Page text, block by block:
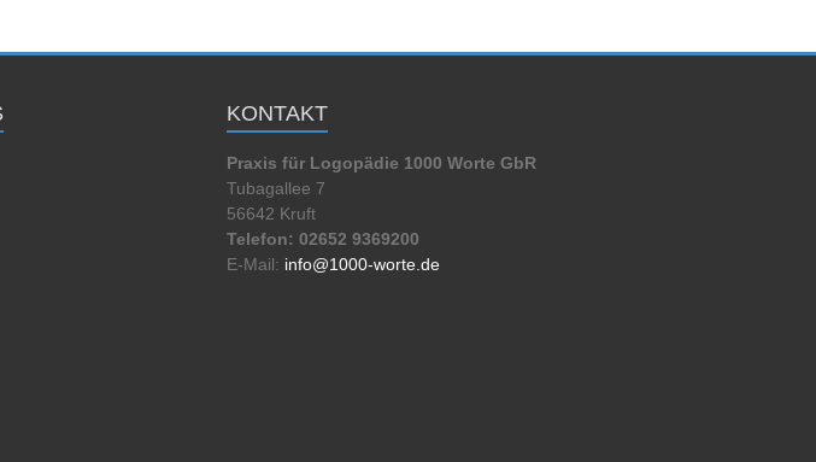
KONTAKT
Praxis für Logopädie 1000 Worte GbR
Tubagallee 7
56642 Kruft
Telefon: 02652 9369200
E-Mail: info@1000-worte.de